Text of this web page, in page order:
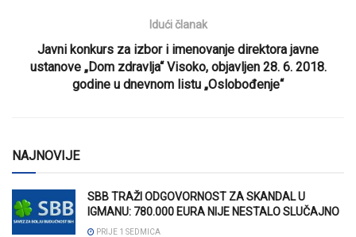
Idući članak
Javni konkurs za izbor i imenovanje direktora javne
ustanove „Dom zdravlja“ Visoko, objavljen 28. 6. 2018.
godine u dnevnom listu „Oslobođenje“
NAJNOVIJE
SBB TRAŽI ODGOVORNOST ZA SKANDAL U
IGMANU: 780.000 EURA NIJE NESTALO SLUČAJNO
PRIJE 1 SEDMICA